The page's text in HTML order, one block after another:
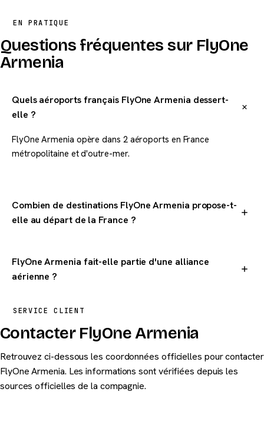
EN PRATIQUE
Questions fréquentes sur FlyOne
Armenia
Quels aéroports français FlyOne Armenia dessert-
elle ?
FlyOne Armenia opère dans 2 aéroports en France
métropolitaine et d'outre-mer.
Combien de destinations FlyOne Armenia propose-t-
elle au départ de la France ?
départ de la France.
FlyOne Armenia fait-elle partie d'une alliance
aérienne ?
majeure.
SERVICE CLIENT
Contacter FlyOne Armenia
Retrouvez ci-dessous les coordonnées officielles pour contacter
FlyOne Armenia. Les informations sont vérifiées depuis les
sources officielles de la compagnie.